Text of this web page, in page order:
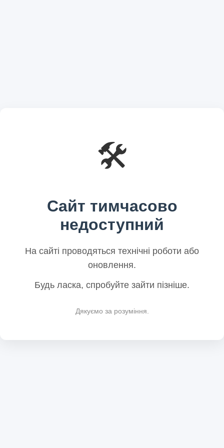
🛠️
Сайт тимчасово
недоступний
На сайті проводяться технічні роботи або
оновлення.
Будь ласка, спробуйте зайти пізніше.
Дякуємо за розуміння.